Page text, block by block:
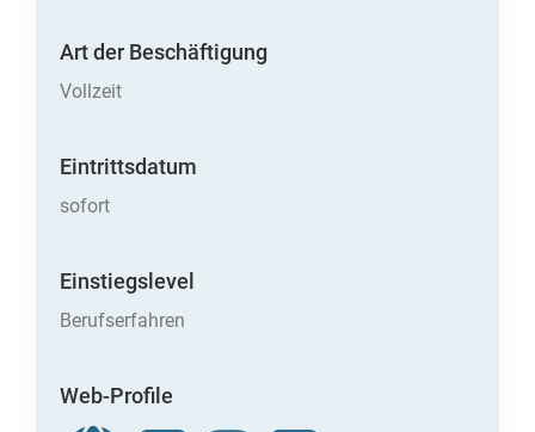
Art der Beschäftigung
Vollzeit
Eintrittsdatum
sofort
Einstiegslevel
Berufserfahren
Web-Profile